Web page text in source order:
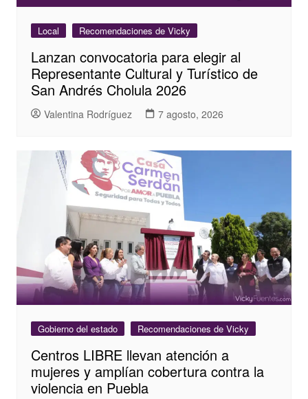
Local Recomendaciones de Vicky
Lanzan convocatoria para elegir al
Representante Cultural y Turístico de
San Andrés Cholula 2026
Valentina Rodríguez 7 agosto, 2026
Gobierno del estado Recomendaciones de Vicky
Centros LIBRE llevan atención a
mujeres y amplían cobertura contra la
violencia en Puebla